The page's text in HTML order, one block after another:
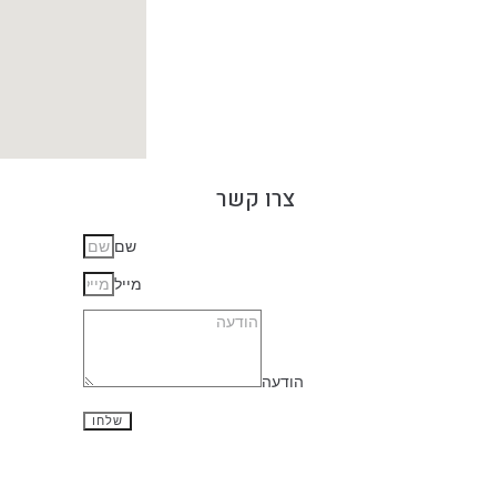
צרו קשר
שם
מייל
הודעה
שלחו